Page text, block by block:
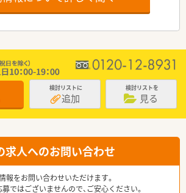
検討リストに
追加
検討リストを
見る
求人へのお問い合わせ
報をお問い合わせいただけます。
ではございませんので、ご安心ください。